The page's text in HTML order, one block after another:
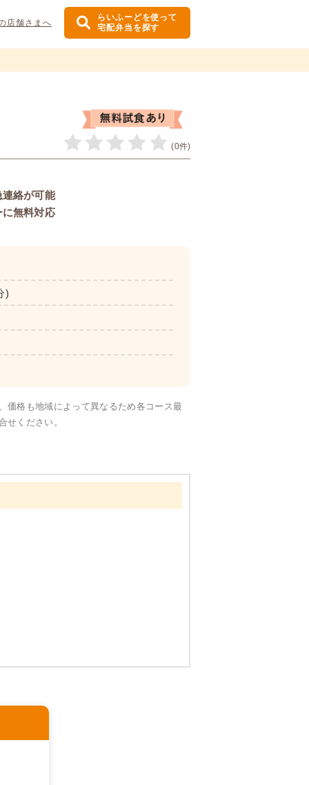
店舗さまへ
らいふーどを使って
宅配弁当を探す
(0件)
絡が可能
無料対応
)
価格も地域によって異なるため各コース最
せください。